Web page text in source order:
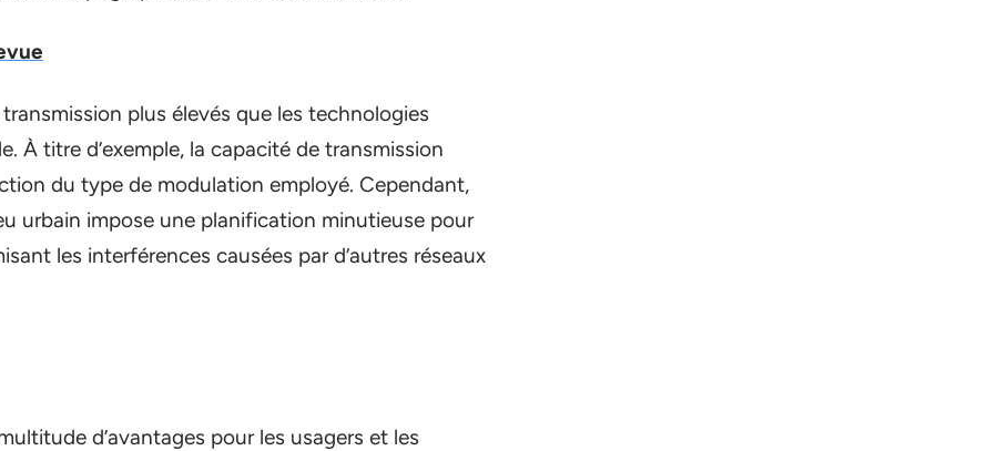
plus élevés que les technologies
À titre d’exemple, la capacité de transmission
du type de modulation employé. Cependant,
urbain impose une planification minutieuse pour
les interférences causées par d’autres réseaux
d’avantages pour les usagers et les